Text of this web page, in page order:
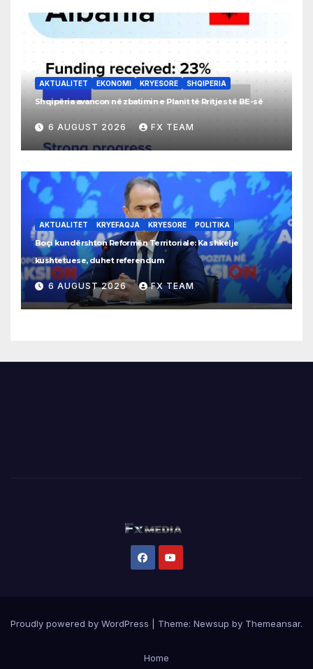
AKTUALITET EKONOMI KRYESORE SHQIPERIA
Shqipëria avancon në zbatimin e Planit të Rritjes të BE-së
6 AUGUST 2026 FX TEAM
AKTUALITET KRYEFAQJA KRYESORE POLITIKA
Boçi kundërshton Reformën Territoriale: Ka shkelje
kushtetuese, duhet referendum
6 AUGUST 2026 FX TEAM
Proudly powered by WordPress Theme: Newsup by Themeansar.
Home